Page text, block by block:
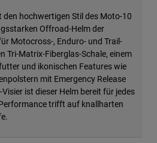
den hochwertigen Stil des Moto-10
Offroad-Helm der
Motocross-, Enduro- und Trail-
Tri-Matrix-Fiberglas-Schale, einem
und ikonischen Features wie
mit Emergency Release
ist dieser Helm bereit für jedes
trifft auf knallharten